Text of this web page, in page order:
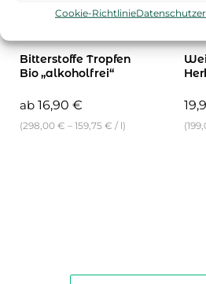
Cookie-Richtlinie
Bitterstoffe Tropfen
Bio „alkoholfrei“
ab 16,90 €
(298,00 € – 159,75 € / l) (